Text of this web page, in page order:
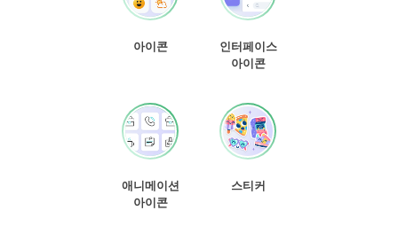
아이콘
인터페이스
아이콘
애니메이션
아이콘
스티커